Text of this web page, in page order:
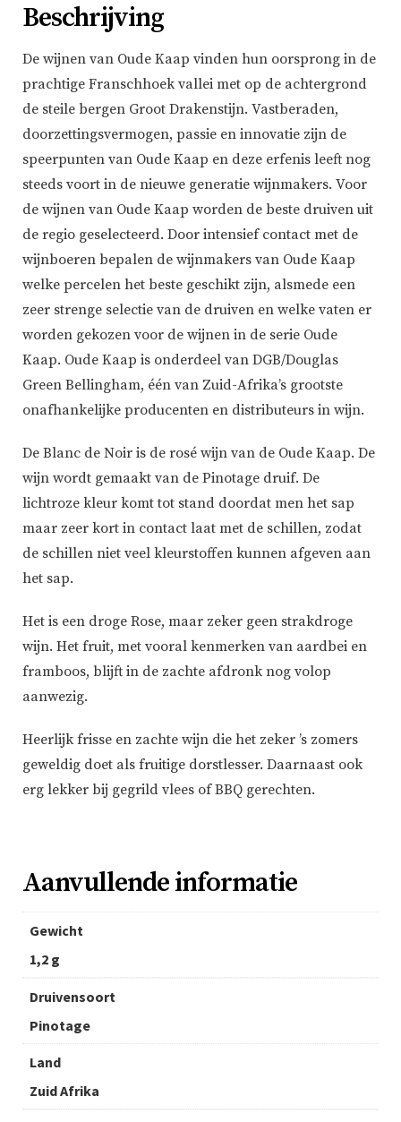
Beschrijving
De wijnen van Oude Kaap vinden hun oorsprong in de
prachtige Franschhoek vallei met op de achtergrond
de steile bergen Groot Drakenstijn. Vastberaden,
doorzettingsvermogen, passie en innovatie zijn de
speerpunten van Oude Kaap en deze erfenis leeft nog
steeds voort in de nieuwe generatie wijnmakers. Voor
de wijnen van Oude Kaap worden de beste druiven uit
de regio geselecteerd. Door intensief contact met de
wijnboeren bepalen de wijnmakers van Oude Kaap
welke percelen het beste geschikt zijn, alsmede een
zeer strenge selectie van de druiven en welke vaten er
worden gekozen voor de wijnen in de serie Oude
Kaap. Oude Kaap is onderdeel van DGB/Douglas
Green Bellingham, één van Zuid-Afrika’s grootste
onafhankelijke producenten en distributeurs in wijn.
De Blanc de Noir is de rosé wijn van de Oude Kaap. De
wijn wordt gemaakt van de Pinotage druif. De
lichtroze kleur komt tot stand doordat men het sap
maar zeer kort in contact laat met de schillen, zodat
de schillen niet veel kleurstoffen kunnen afgeven aan
het sap.
Het is een droge Rose, maar zeker geen strakdroge
wijn. Het fruit, met vooral kenmerken van aardbei en
framboos, blijft in de zachte afdronk nog volop
aanwezig.
Heerlijk frisse en zachte wijn die het zeker ’s zomers
geweldig doet als fruitige dorstlesser. Daarnaast ook
erg lekker bij gegrild vlees of BBQ gerechten.
Aanvullende informatie
Gewicht
1,2 g
Druivensoort
Pinotage
Land
Zuid Afrika